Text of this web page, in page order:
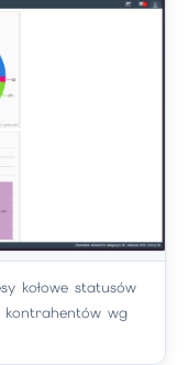
kołowe statusów
wg